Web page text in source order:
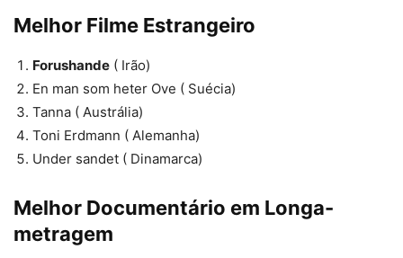
Melhor Filme Estrangeiro
Forushande ( Irão)
En man som heter Ove ( Suécia)
Tanna ( Austrália)
Toni Erdmann ( Alemanha)
Under sandet ( Dinamarca)
Melhor Documentário em Longa-
metragem